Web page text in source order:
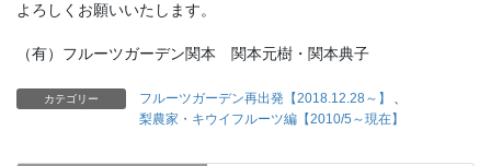
よろしくお願いいたします。
（有）フルーツガーデン関本 関本元樹・関本典子
カテゴリー フルーツガーデン再出発【2018.12.28～】
梨農家・キウイフルーツ編【2010/5～現在】